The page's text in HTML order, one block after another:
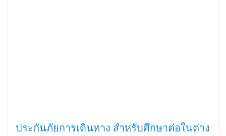
ประกันภัยการเดินทาง สำหรับศึกษาต่อในต่าง